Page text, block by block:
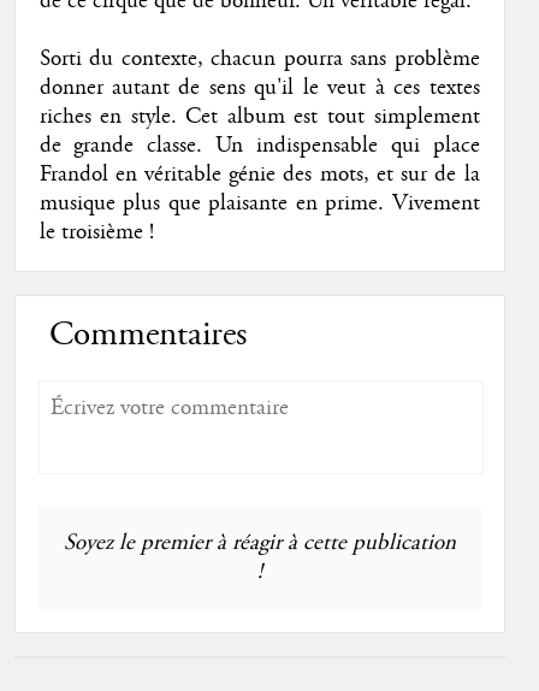
Sorti du contexte, chacun pourra sans problème
donner autant de sens qu'il le veut à ces textes
riches en style. Cet album est tout simplement
de grande classe. Un indispensable qui place
Frandol en véritable génie des mots, et sur de la
musique plus que plaisante en prime. Vivement
le troisième !
Commentaires
Soyez le premier à réagir à cette publication
!